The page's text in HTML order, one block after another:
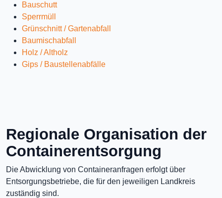
Bauschutt
Sperrmüll
Grünschnitt / Gartenabfall
Baumischabfall
Holz / Altholz
Gips / Baustellenabfälle
Regionale Organisation der
Containerentsorgung
Die Abwicklung von Containeranfragen erfolgt über
Entsorgungsbetriebe, die für den jeweiligen Landkreis
zuständig sind.